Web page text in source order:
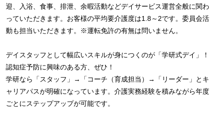
迎、入浴、食事、排泄、余暇活動などデイサービス運営全般に関わ
っていただきます。お客様の平均要介護度は1.8～2です。委員会活
動も担当いただきます。※運転免許の有無は問いません。
デイスタッフとして幅広いスキルが身につくのが「学研式デイ」！
認知症予防に興味のある方、ぜひ！
学研なら「スタッフ」→「コーチ（育成担当）→「リーダー」とキ
ャリアパスが明確になっています。介護実務経験を積みながら年度
ごとにステップアップが可能です。